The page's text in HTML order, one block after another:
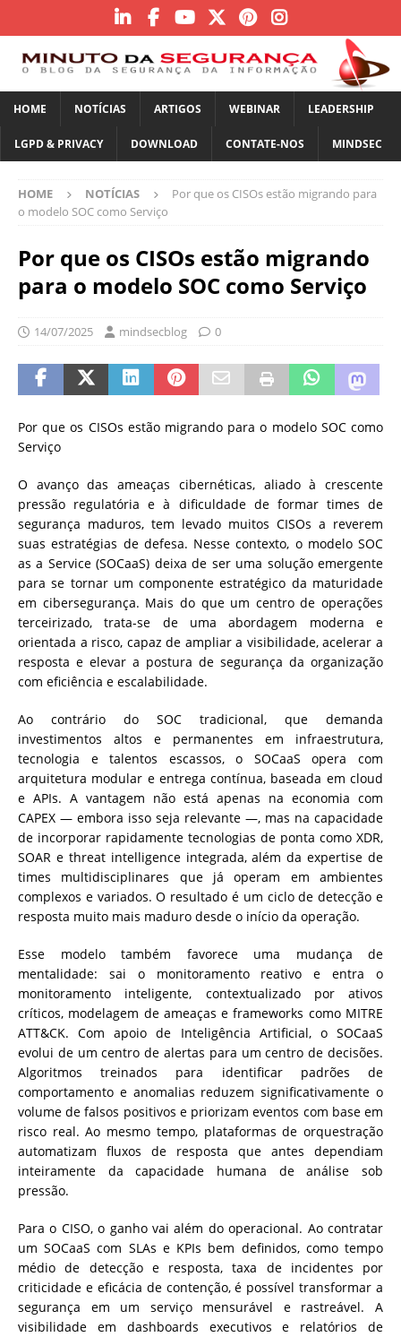
HOME NOTÍCIAS ARTIGOS WEBINAR LEADERSHIP
LGPD & PRIVACY DOWNLOAD CONTATE-NOS MINDSEC
HOME NOTÍCIAS
Por que os CISOs estão migrando para
o modelo SOC como Serviço
Por que os CISOs estão migrando
para o modelo SOC como Serviço
14/07/2025 mindsecblog 0
Por que os CISOs estão migrando para o modelo SOC como
Serviço
O avanço das ameaças cibernéticas, aliado à crescente
pressão regulatória e à dificuldade de formar times de
segurança maduros, tem levado muitos CISOs a reverem
suas estratégias de defesa. Nesse contexto, o modelo SOC
as a Service (SOCaaS) deixa de ser uma solução emergente
para se tornar um componente estratégico da maturidade
em cibersegurança. Mais do que um centro de operações
terceirizado, trata-se de uma abordagem moderna e
orientada a risco, capaz de ampliar a visibilidade, acelerar a
resposta e elevar a postura de segurança da organização
com eficiência e escalabilidade.
Ao contrário do SOC tradicional, que demanda
investimentos altos e permanentes em infraestrutura,
tecnologia e talentos escassos, o SOCaaS opera com
arquitetura modular e entrega contínua, baseada em cloud
e APIs. A vantagem não está apenas na economia com
CAPEX — embora isso seja relevante —, mas na capacidade
de incorporar rapidamente tecnologias de ponta como XDR,
SOAR e threat intelligence integrada, além da expertise de
times multidisciplinares que já operam em ambientes
complexos e variados. O resultado é um ciclo de detecção e
resposta muito mais maduro desde o início da operação.
Esse modelo também favorece uma mudança de
mentalidade: sai o monitoramento reativo e entra o
monitoramento inteligente, contextualizado por ativos
críticos, modelagem de ameaças e frameworks como MITRE
ATT&CK. Com apoio de Inteligência Artificial, o SOCaaS
evolui de um centro de alertas para um centro de decisões.
Algoritmos treinados para identificar padrões de
comportamento e anomalias reduzem significativamente o
volume de falsos positivos e priorizam eventos com base em
risco real. Ao mesmo tempo, plataformas de orquestração
automatizam fluxos de resposta que antes dependiam
inteiramente da capacidade humana de análise sob
pressão.
Para o CISO, o ganho vai além do operacional. Ao contratar
um SOCaaS com SLAs e KPIs bem definidos, como tempo
médio de detecção e resposta, taxa de incidentes por
criticidade e eficácia de contenção, é possível transformar a
segurança em um serviço mensurável e rastreável. A
visibilidade em dashboards executivos e relatórios de